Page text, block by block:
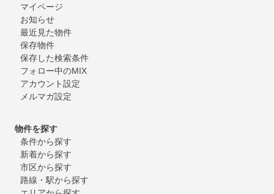
マイページ
お知らせ
最近見た物件
保存物件
保存した検索条件
フォロー中のMIX
アカウント設定
メルマガ設定
物件を探す
条件から探す
新着から探す
市区から探す
路線・駅から探す